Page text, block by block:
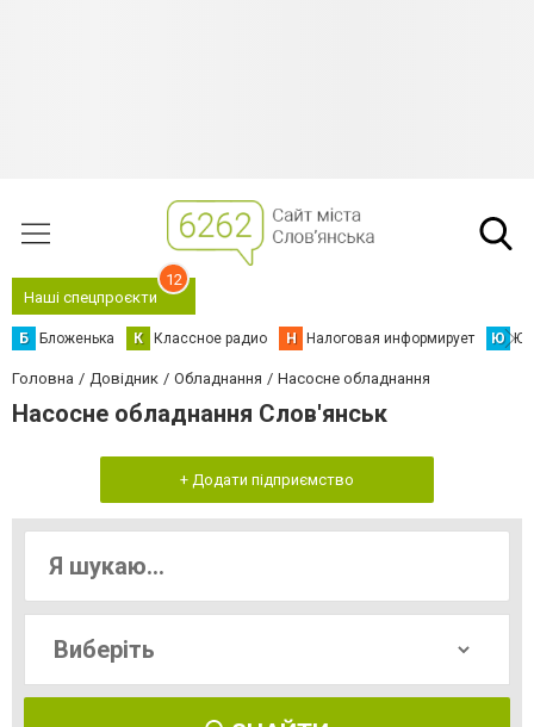
Наші спецпроєкти
12
Б Бложенька К Классное радио Н Налоговая информирует Ю
Головна Довідник Обладнання Насосне обладнання
Насосне обладнання Слов'янськ
+ Додати підприємство